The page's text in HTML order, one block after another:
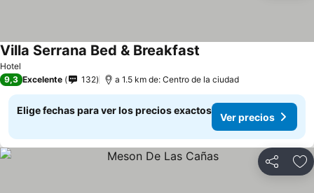
Hotel
Villa Serrana Bed & Breakfast
9,3 Excelente 132 a 1.5 km de: Centro de la ciudad
Elige fechas para ver los precios exactos
Ver precios
Compartir